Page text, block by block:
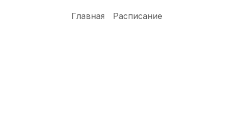
Главная Расписание